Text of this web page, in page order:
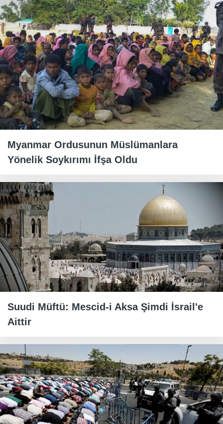
Myanmar Ordusunun Müslümanlara
Yönelik Soykırımı İfşa Oldu
Suudi Müftü: Mescid-i Aksa Şimdi İsrail'e
Aittir